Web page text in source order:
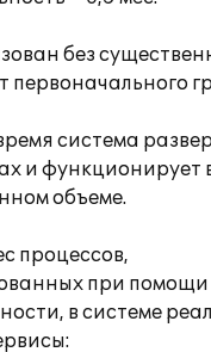
без
первоначального
система
и функционирует
объеме.
процессов,
при
в системе